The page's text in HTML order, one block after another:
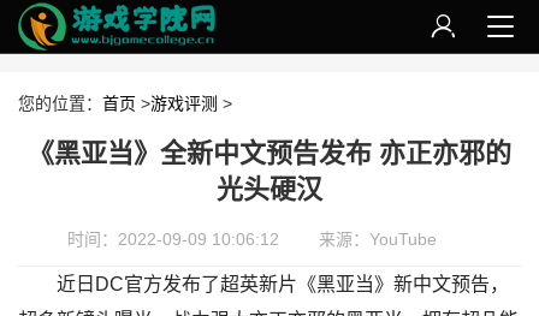
您的位置： 首页 >游戏评测 >
《黑亚当》全新中文预告发布 亦正亦邪的
光头硬汉
时间：2022-09-09 10:06:12 来源：YouTube
近日DC官方发布了超英新片《黑亚当》新中文预告，